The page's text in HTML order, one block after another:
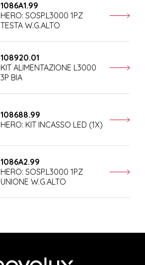
1086A1.99
HERO: SOSP.L3000 1PZ
TESTA W.G.ALTO
108920.01
KIT ALIMENTAZIONE L3000
3P BIA
108688.99
HERO: KIT INCASSO LED (1X)
1086A2.99
HERO: SOSP.L3000 1PZ
UNIONE W.G.ALTO